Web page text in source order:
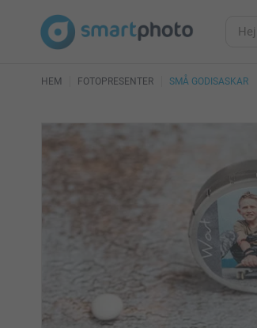
HEM FOTOPRESENTER SMÅ GODISASKAR